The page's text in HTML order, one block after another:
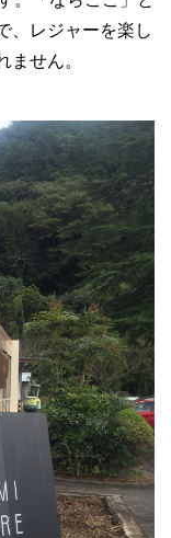
、レジャーを楽し
ません。